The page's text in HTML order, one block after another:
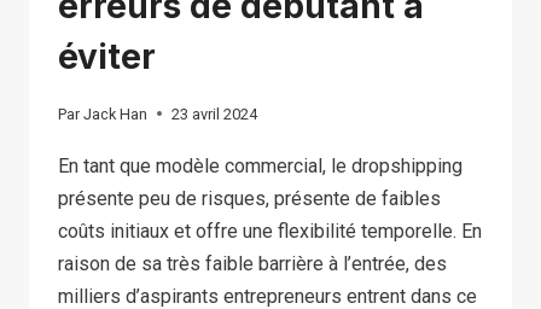
éviter
Par Jack Han 23 avril 2024
En tant que modèle commercial, le dropshipping
présente peu de risques, présente de faibles
coûts initiaux et offre une flexibilité temporelle. En
raison de sa très faible barrière à l’entrée, des
milliers d’aspirants entrepreneurs entrent dans ce